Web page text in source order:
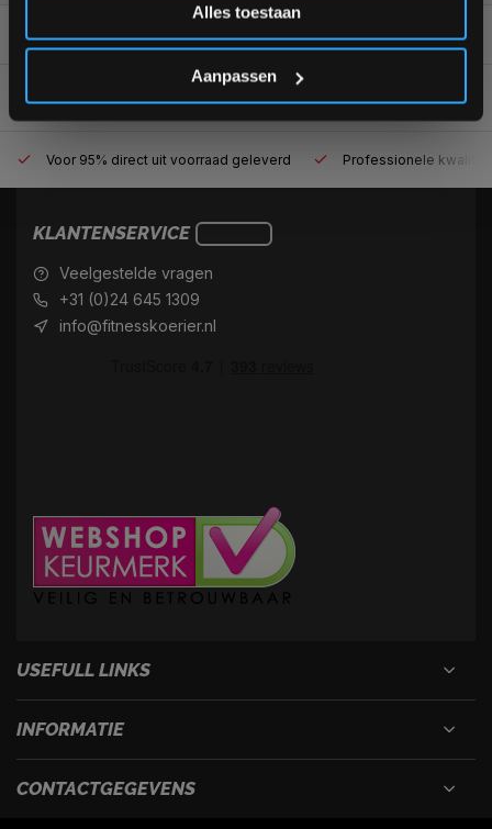
Alles toestaan
Aanpassen
REVIEWS 0/10
Voor 95% direct uit voorraad geleverd Professionele
KLANTENSERVICE
Veelgestelde vragen
+31 (0)24 645 1309
info@fitnesskoerier.nl
USEFULL LINKS
INFORMATIE
CONTACTGEGEVENS
*Verzendkosten vallen buiten de korting